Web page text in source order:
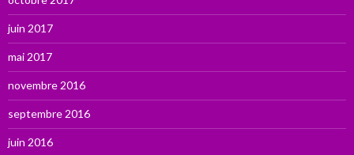
juin 2017
mai 2017
novembre 2016
septembre 2016
juin 2016